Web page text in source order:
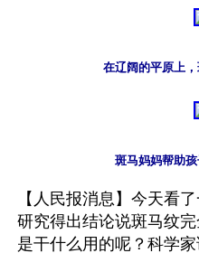
在辽阔的平原上，
斑马妈妈帮助孩
【人民报消息】今天看
研究得出结论说斑马纹
是干什么用的呢？科学